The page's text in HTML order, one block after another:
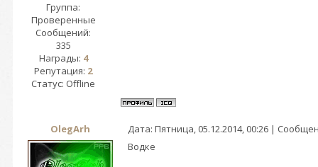
Группа:
Проверенные
Сообщений:
335
Награды: 4
Репутация: 2
Статус: Offline
OlegArh Дата: Пятница, 05.12.2014, 00:26 |
Водке